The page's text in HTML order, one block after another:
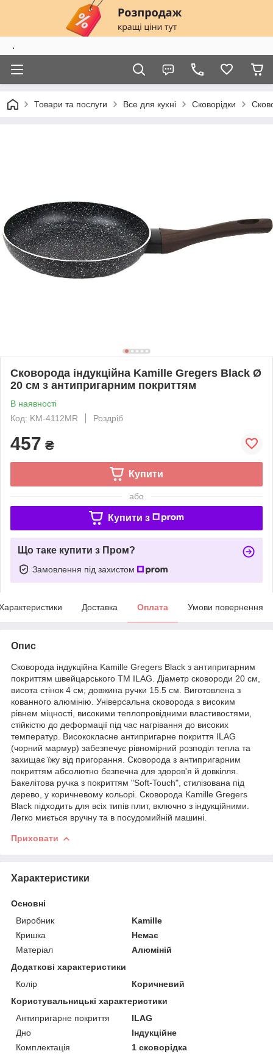
.
Товари та послуги Все для кухні Сковорідки
Сковорода індукційна Kamille Gregers Black Ø
20 см з антипригарним покриттям
В наявності
Код: KM-4112MR
Роздріб
457 ₴
Купити
або
Купити з
Що таке купити з Пром?
Замовлення під захистом
Доставка Оплата Умови повернення
Опис
Сковорода індукційна Kamille Gregers Black з антипригарним
покриттям швейцарського ТМ ILAG. Діаметр сковороди 20 см,
висота стінок 4 см; довжина ручки 15.5 см. Виготовлена з
кованного алюмінію. Універсальна сковорода з високим
рівнем міцності, високими теплопровідними властивостями,
стійкістю до деформації під час нагрівання до високих
температур. Висококласне антипригарне покриття ILAG
(чорний мармур) забезпечує рівномірний розподіл тепла та
захищає їжу від пригорання. Сковорода з антипригарним
покриттям абсолютно безпечна для здоров'я й довкілля.
Бакелітова ручка з покриттям "Soft-Touch", стилізована під
дерево, у коричневому кольорі. Сковорода Kamille Gregers
Black підходить для всіх типів плит, включно з індукційними.
Легко миється вручну та в посудомийній машині.
Приховати
Характеристики
Основні
Виробник
Kamille
Кришка
Немає
Матеріал
Алюміній
Додаткові характеристики
Колір
Коричневий
Користувальницькі характеристики
Антипригарне покриття
ILAG
Дно
Індукційне
Комплектація
1 сковорідка